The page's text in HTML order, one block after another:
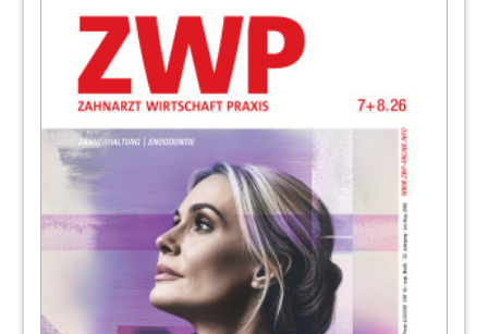
Hoefel
Pfeiffer
34Advision
40 Oesterreich